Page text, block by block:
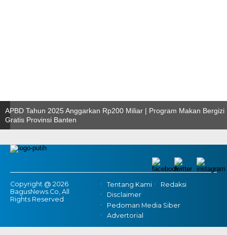
APBD Tahun 2025 Anggarkan Rp200 Miliar | Program Makan Bergizi
Gratis Provinsi Banten
Copyright @ 2026
BagusNews.Co, All
Rights Reserved
Tentang Kami
Redaksi
Disclaimer
Pedoman Media Siber
Advertorial